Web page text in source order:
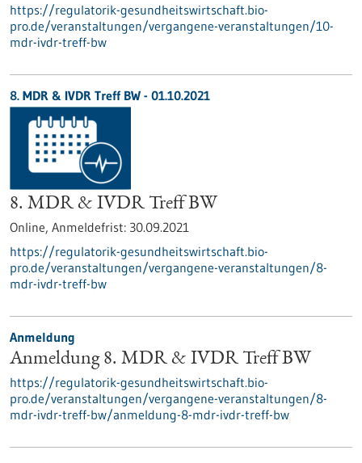
https://regulatorik-gesundheitswirtschaft.bio-
pro.de/veranstaltungen/vergangene-veranstaltungen/10-
mdr-ivdr-treff-bw
8. MDR & IVDR Treff BW - 01.10.2021
8. MDR & IVDR Treff BW
Online, Anmeldefrist: 30.09.2021
https://regulatorik-gesundheitswirtschaft.bio-
pro.de/veranstaltungen/vergangene-veranstaltungen/8-
mdr-ivdr-treff-bw
Anmeldung
Anmeldung 8. MDR & IVDR Treff BW
https://regulatorik-gesundheitswirtschaft.bio-
pro.de/veranstaltungen/vergangene-veranstaltungen/8-
mdr-ivdr-treff-bw/anmeldung-8-mdr-ivdr-treff-bw